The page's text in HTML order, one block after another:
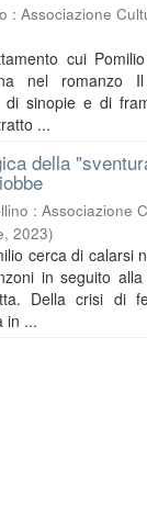
: Associazione
cui
nel romanzo
di sinopie e di
...
della
: Associazione
, 2023)
cerca di calarsi
in seguito
Della crisi di
in ...